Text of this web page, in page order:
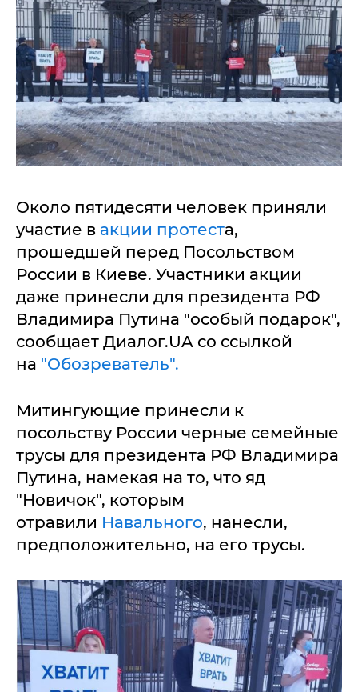
Около пятидесяти человек приняли
участие в акции протеста,
прошедшей перед Посольством
России в Киеве. Участники акции
даже принесли для президента РФ
Владимира Путина "особый подарок",
сообщает Диалог.UA со ссылкой
на "Обозреватель".
Митингующие принесли к
посольству России черные семейные
трусы для президента РФ Владимира
Путина, намекая на то, что яд
"Новичок", которым
отравили Навального, нанесли,
предположительно, на его трусы.